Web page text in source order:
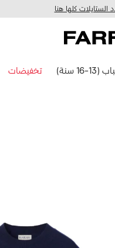
الستايلات كلها هنا
16 سنة) تخفيضات